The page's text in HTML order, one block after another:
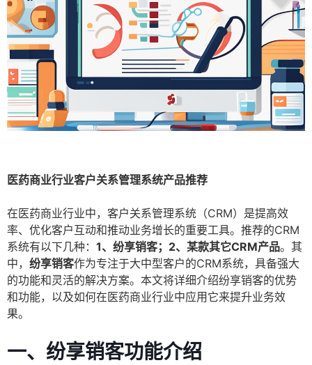
医药商业行业客户关系管理系统产品推荐
在医药商业行业中，客户关系管理系统（CRM）是提高效
率、优化客户互动和推动业务增长的重要工具。推荐的CRM
系统有以下几种： 1、纷享销客；2、某款其它CRM产品。其
中， 纷享销客作为专注于大中型客户的CRM系统，具备强大
的功能和灵活的解决方案。本文将详细介绍纷享销客的优势
和功能，以及如何在医药商业行业中应用它来提升业务效
果。
一、纷享销客功能介绍